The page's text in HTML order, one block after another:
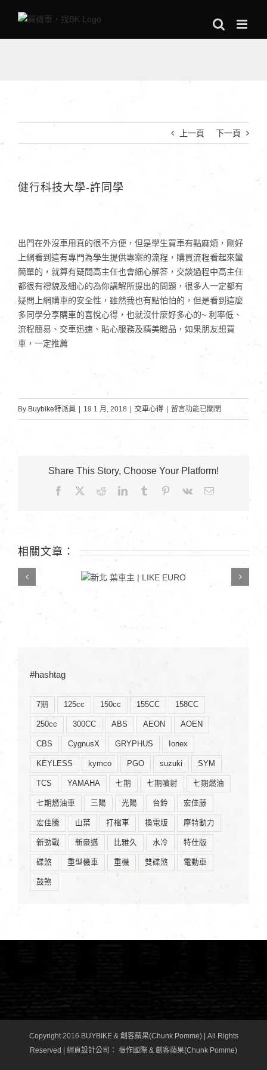
上一頁 下一頁
健行科技大學-許同學
出門在外沒車用真的很不方便，但是學生買車有點麻煩，剛好
上網看到這有專門為學生提供專案的流程，購買流程看起來蠻
簡單的，就算有疑問高主任也會細心解答，交談過程中高主任
都很有禮貌及細心的為你講解所提出的問題，很多人一定都有
疑問上網購車的安全性，雖然我也有點怕怕的，但是看到這麼
多同學分享購車的喜悅心得，也就沒什麼好多心的~ 利率低、
流程簡易、交車迅速、貼心服務及精美贈品，如果朋友想買
車，一定推薦
By Buybike特派員 19 1 月, 2018 交車心得
在
中
留言功能已關閉
Share This Story, Choose Your Platform!
Facebook RedditLinkedInTumblr Pinterest
Vk Email:
相關文章：
新北 葉車主 | LIKE
#hashtag
7期 125cc 150cc 155CC 158CC
250cc 300CC ABS AEON AOEN
CBS CygnusX GRYPHUS Ionex
KEYLESS kymco PGO suzuki SYM
TCS YAMAHA 七期 七期噴射 七期燃油
七期燃油車 三陽 光陽 台鈴 宏佳藤
宏佳騰 山葉 打檔車 換電版 摩特動力
新勁戰 新豪邁 比雅久 水冷 特仕版
碟煞 重型機車 重機 雙碟煞 電動車
鼓煞
Copyright 2016 BUYBIKE & 創客蘋果(Chunk Pomme) | All Rights
Reserved | 網頁設計公司 ： 振作國際 & 創客蘋果(Chunk Pomme)